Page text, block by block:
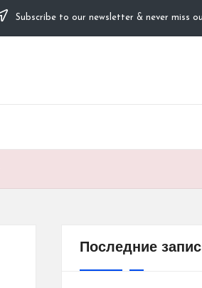
Subscribe to our newsletter & never miss
Последние